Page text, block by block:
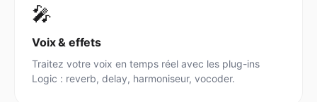
🎤
Voix & effets
Traitez votre voix en temps réel avec les plug-ins
Logic : reverb, delay, harmoniseur, vocoder.